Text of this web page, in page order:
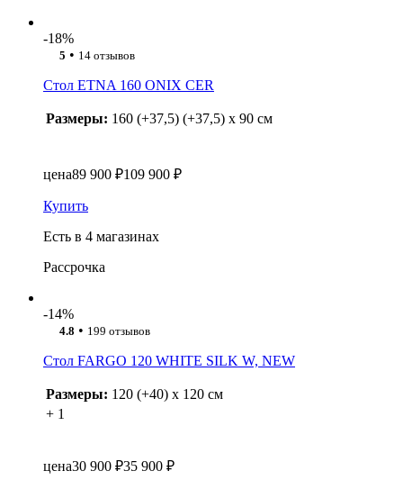
-18%
5 • 14 отзывов
Стол ETNA 160 ONIX CER
Размеры: 160 (+37,5) (+37,5) x 90 см
цена89 900 ₽109 900 ₽
Купить
Есть в 4 магазинах
Рассрочка
-14%
4.8 • 199 отзывов
Стол FARGO 120 WHITE SILK W, NEW
Размеры: 120 (+40) x 120 см
+ 1
цена30 900 ₽35 900 ₽